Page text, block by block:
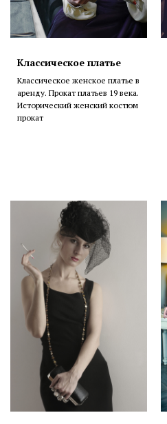
Классическое платье
Классическое женское платье в
аренду. Прокат платьев 19 века.
Исторический женский костюм
прокат